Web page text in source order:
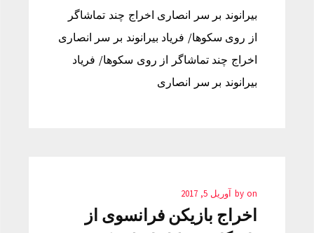
بیرانوند بر سر انصاری اخراج چند تماشاگر
از روی سکوها/ فریاد بیرانوند بر سر انصاری
اخراج چند تماشاگر از روی سکوها/ فریاد
بیرانوند بر سر انصاری
by on آوریل 5, 2017
اخراج بازیکن فرانسوی از